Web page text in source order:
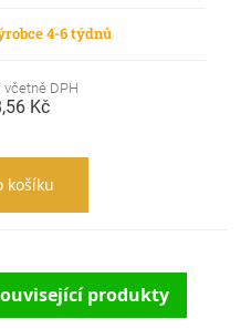
4-6 týdnů
včetně DPH
Kč
košíku
produkty